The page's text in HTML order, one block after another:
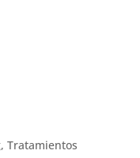
, Tratamientos